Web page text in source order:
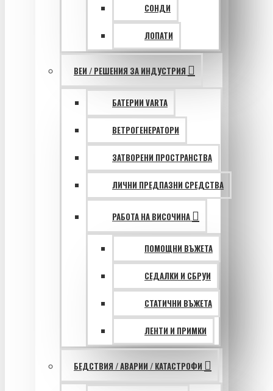
СОНДИ
ЛОПАТИ
ВЕИ / РЕШЕНИЯ ЗА ИНДУСТРИЯ
БАТЕРИИ VARTA
ВЕТРОГЕНЕРАТОРИ
ЗАТВОРЕНИ ПРОСТРАНСТВА
ЛИЧНИ ПРЕДПАЗНИ СРЕДСТВА
РАБОТА НА ВИСОЧИНА
ПОМОЩНИ ВЪЖЕТА
СЕДАЛКИ И СБРУИ
СТАТИЧНИ ВЪЖЕТА
ЛЕНТИ И ПРИМКИ
БЕДСТВИЯ / АВАРИИ / КАТАСТРОФИ